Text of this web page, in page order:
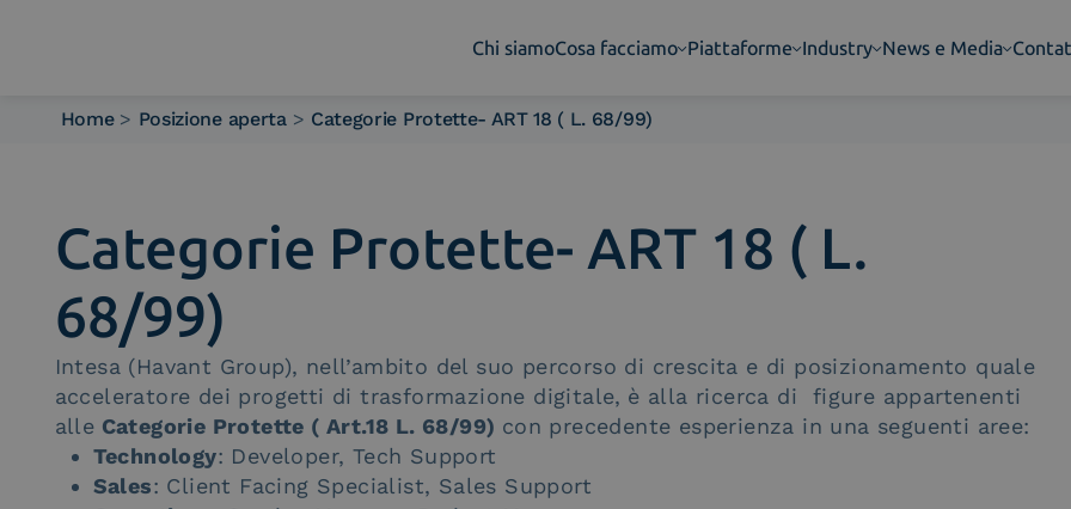
Chi siamoCosa facciamo Piattaforme Industry News e Media
Piattaforme
Industry
News e Media
Contattaci
Home > Posizione aperta > Categorie Protette- ART 18 ( L. 68/99)
Categorie Protette- ART 18 ( L.
68/99)
Intesa (Havant Group), nell’ambito del suo percorso di crescita e di posizionamento quale
acceleratore dei progetti di trasformazione digitale, è alla ricerca di figure appartenenti
alle Categorie Protette ( Art.18 L. 68/99) con precedente esperienza in una seguenti aree:
Technology: Developer, Tech Support
Sales: Client Facing Specialist, Sales Support